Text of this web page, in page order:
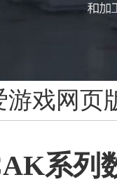
游戏网页
系列